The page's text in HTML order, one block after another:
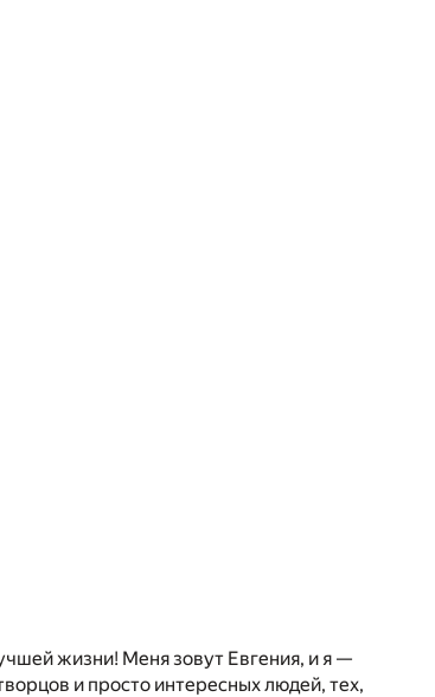
жизни! Меня зовут Евгения, и я —
и просто интересных людей, тех,